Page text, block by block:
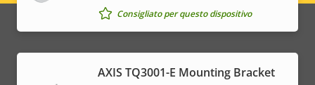
Consigliato per questo dispositivo
AXIS TQ3001-E Mounting Bracket